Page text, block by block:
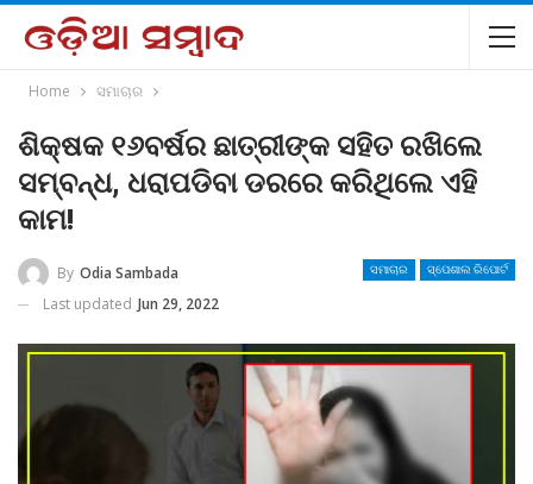
Home ସମାଚାର
ଶିକ୍ଷକ ୧୬ବର୍ଷର ଛାତ୍ରୀଙ୍କ ସହିତ ରଖିଲେ
ସମ୍ବନ୍ଧ, ଧରାପଡିବା ଡରରେ କରିଥିଲେ ଏହି
କାମ!
ସମାଚାର ସ୍ପେଶାଲ ରିପୋର୍ଟ
By Odia Sambada
Last updated Jun 29, 2022